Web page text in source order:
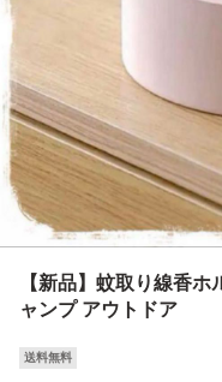
【新品】蚊取り線香
ャンプ アウトドア
送料無料